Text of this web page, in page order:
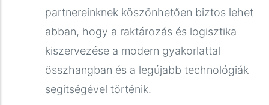
partnereinknek köszönhetően biztos lehet
abban, hogy a raktározás és logisztika
kiszervezése a modern gyakorlattal
összhangban és a legújabb technológiák
segítségével történik.